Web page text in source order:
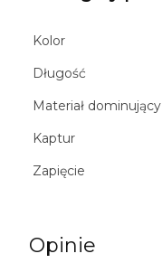
Kolor
Długość
Materiał dominujący
Kaptur
Zapięcie
Opinie